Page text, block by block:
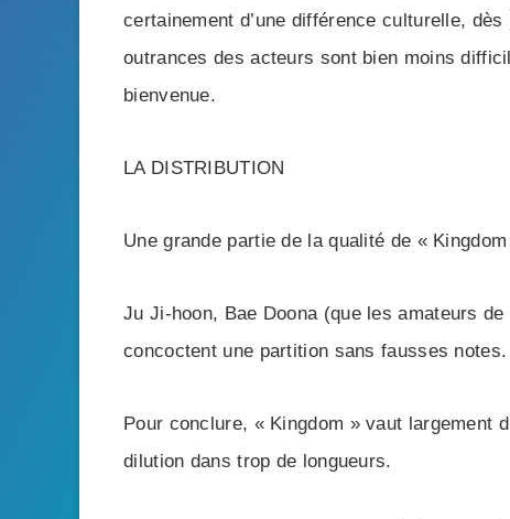
certainement d’une différence culturelle,
outrances des acteurs sont bien moins
bienvenue.
LA DISTRIBUTION
Une grande partie de la qualité de «
Ju Ji-hoon, Bae Doona (que les amateurs
concoctent une partition sans fausses notes.
Pour conclure, « Kingdom » vaut largement
dilution dans trop de longueurs.